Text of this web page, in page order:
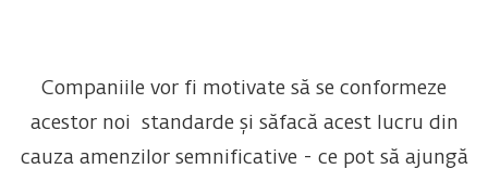
Companiile vor fi motivate să se conformeze
acestor noi standarde și săfacă acest lucru din
cauza amenzilor semnificative - ce pot să ajungă